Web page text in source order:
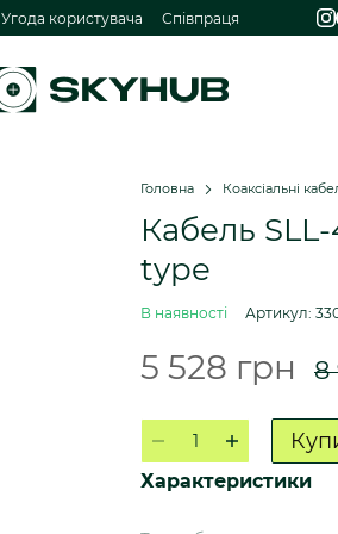
Угода користувача
Співпраця
Головна Коаксіальні
Кабель
type
В наявності Артикул:
5 528 грн 8
Характеристики